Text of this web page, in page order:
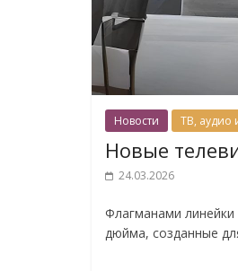
Новости ТВ, аудио
Новые
24.03.2026
Флагманами
дюйма, созданные